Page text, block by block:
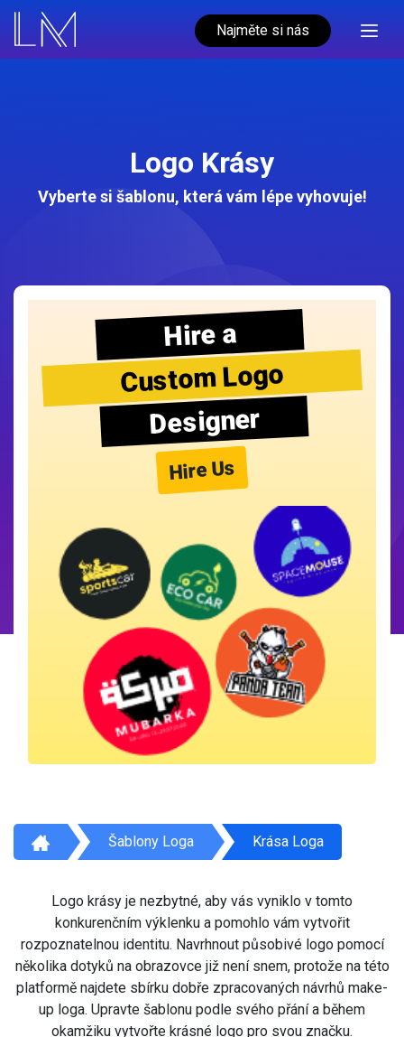
Najměte si nás
Logo Krásy
Vyberte si šablonu, která vám lépe vyhovuje!
Hire a
Custom Logo
Designer
Hire Us
Šablony Loga Krása Loga
Logo krásy je nezbytné, aby vás vyniklo v tomto
konkurenčním výklenku a pomohlo vám vytvořit
rozpoznatelnou identitu. Navrhnout působivé logo pomocí
několika dotyků na obrazovce již není snem, protože na této
platformě najdete sbírku dobře zpracovaných návrhů make-
up loga. Upravte šablonu podle svého přání a během
okamžiku vytvořte krásné logo pro svou značku.